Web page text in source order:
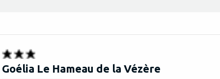
Goélia Le Hameau de la Vézère